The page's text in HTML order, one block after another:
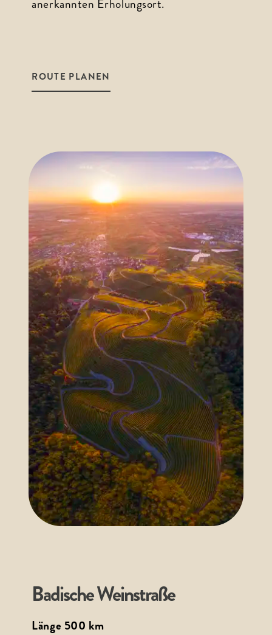
anerkannten Erholungsort.
ROUTE PLANEN
Badische Weinstraße
Länge 500 km